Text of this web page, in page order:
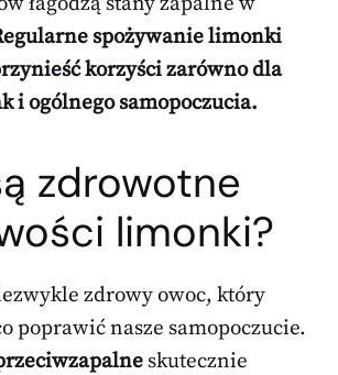
spożywanie limonki
korzyści zarówno dla
i ogólnego samopoczucia.
zdrowotne
limonki?
zdrowy owoc, który
poprawić nasze samopoczucie.
skutecznie